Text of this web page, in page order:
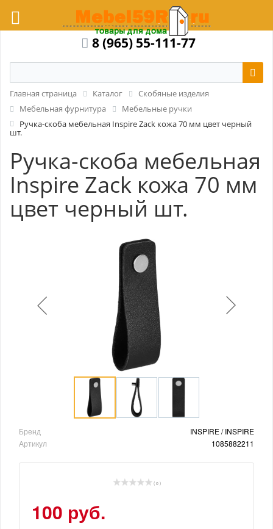
8 (965) 55-111-77
Главная страница Каталог
Скобяные изделия
Мебельная фурнитура
Мебельные ручки
Ручка-скоба мебельная Inspire Zack кожа 70 мм цвет черный
шт.
Ручка-скоба мебельная
Inspire Zack кожа 70 мм
цвет черный шт.
Бренд
INSPIRE / INSPIRE
Артикул
1085882211
( 0 )
100 руб.